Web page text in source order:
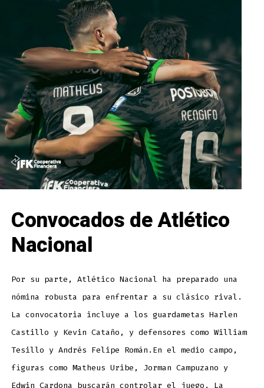
Convocados de Atlético
Nacional
Por su parte, Atlético Nacional ha preparado una
nómina robusta para enfrentar a su clásico rival.
La convocatoria incluye a los guardametas Harlen
Castillo y Kevin Cataño, y defensores como William
Tesillo y Andrés Felipe Román.En el medio campo,
figuras como Matheus Uribe, Jorman Campuzano y
Edwin Cardona buscarán controlar el juego. La